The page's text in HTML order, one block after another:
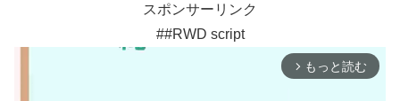
スポンサーリンク
##RWD script
arrow_forward_ios もっと読む